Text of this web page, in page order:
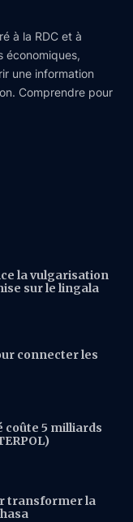
à la RDC et à
économiques,
une information
Comprendre pour
la vulgarisation
sur le lingala
connecter les
coûte 5 milliards
transformer la